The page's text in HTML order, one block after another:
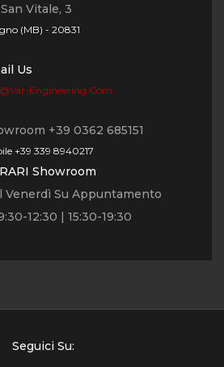
Vitale, 3
(MB) - 20831
Us
Engineering.com
+39 0362 685151
+39 339 8940217
Showroom
Venerdì Su Appuntamento
12:30 | 15:30-19:30
Seguici Su: